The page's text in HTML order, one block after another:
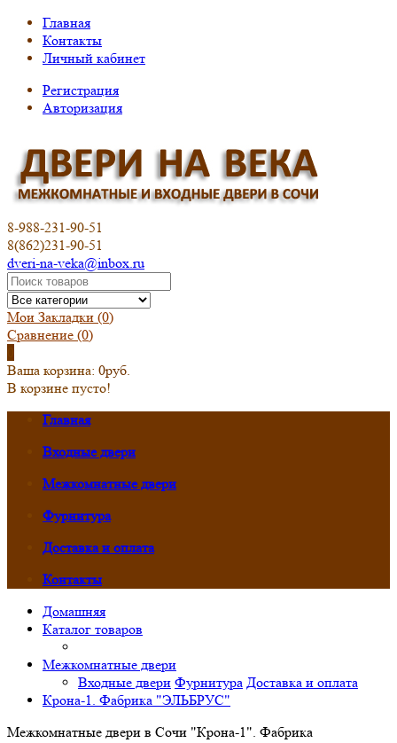
Главная
Контакты
Личный кабинет
Регистрация
Авторизация
8-988-231-90-51
8(862)231-90-51
dveri-na-veka@inbox.ru
Мои Закладки (0)
Сравнение (0)
Ваша корзина: 0руб.
В корзине пусто!
Главная
Входные двери
Межкомнатные двери
Фурнитура
Доставка и оплата
Контакты
Домашняя
Каталог товаров
Межкомнатные двери
Входные двери Фурнитура Доставка и оплата
Крона-1. Фабрика "ЭЛЬБРУС"
Межкомнатные двери в Сочи "Крона-1". Фабрика